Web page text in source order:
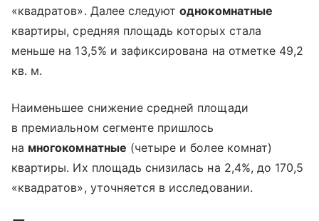
«квадратов». Далее следуютоднокомнатные
квартиры, средняя площадь которых стала
меньше на 13,5% и зафиксирована на отметке 49,2
кв. м.
Наименьшее снижение средней площади
в премиальном сегменте пришлось
на многокомнатные (четыре и более комнат)
квартиры. Их площадь снизилась на 2,4%, до 170,5
«квадратов», уточняется в исследовании.